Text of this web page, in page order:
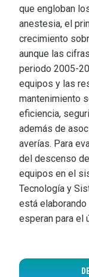
que engloban
anestesia, el
crecimiento
aunque las
periodo 2005-
equipos y las
mantenimiento
eficiencia,
además de
averías. Para
del descenso
equipos en el
Tecnología y
está
esperan para el